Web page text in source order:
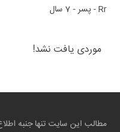
Rr - پسر - 7 سال
موردی یافت نشد!
مطالب این سایت تنها جنبه